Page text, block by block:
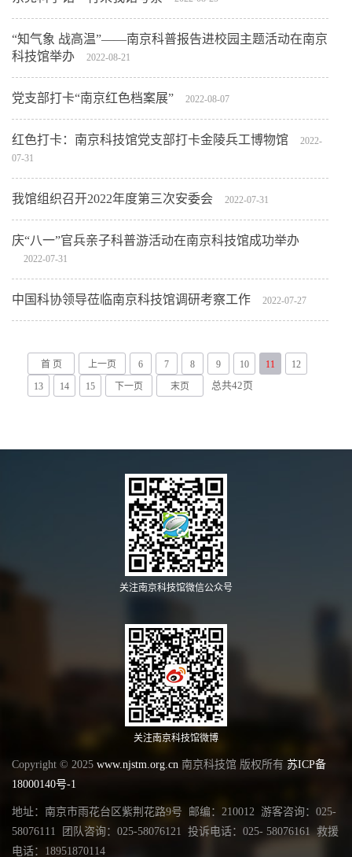
“知气象 战高温”——南京科普报告进校园主题活动在南京
科技馆举办
2022-08-21
党支部打卡“南京红色档案展” 2022-08-07
红色打卡：南京科技馆党支部打卡金陵兵工博物馆
2022-
07-31
我馆组织召开2022年度第三次安委会 2022-07-31
庆“八一”官兵亲子科普游活动在南京科技馆成功举办
2022-07-31
中国科协领导莅临南京科技馆调研考察工作 2022-07-27
首 页 上一页 6 7 8 9 10 11
12
13
14 15 下一页 末页 总共42页
关注南京科技馆微信公众号
关注南京科技馆微博
Copyright © 2025 www.njstm.org.cn 南京科技馆 版权所有 苏ICP备
18000140号-1
地址：南京市雨花台区紫荆花路9号 邮编：210012 游客咨询：025-
58076111 团队咨询：025-58076121 投诉电话：025- 58076161 救援
电话：18951870114